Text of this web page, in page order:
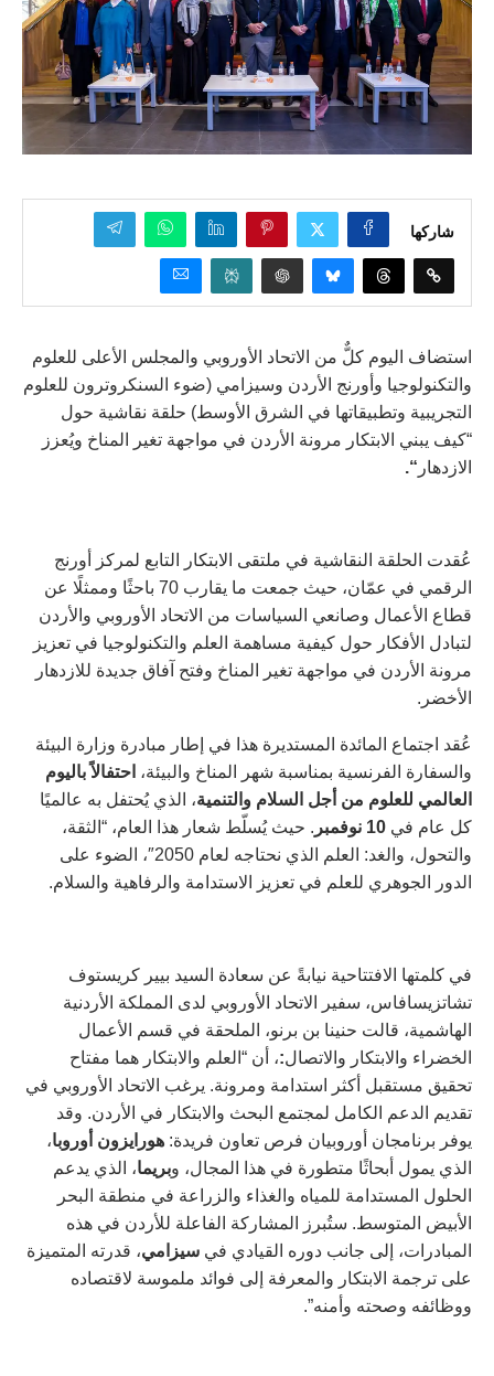
شاركها
استضاف اليوم كلٌّ من الاتحاد الأوروبي والمجلس الأعلى للعلوم
والتكنولوجيا وأورنج الأردن وسيزامي (ضوء السنكروترون للعلوم
التجريبية وتطبيقاتها في الشرق الأوسط) حلقة نقاشية حول
“كيف يبني الابتكار مرونة الأردن في مواجهة تغير المناخ ويُعزز
الازدهار “.
عُقدت الحلقة النقاشية في ملتقى الابتكار التابع لمركز أورنج
الرقمي في عمّان، حيث جمعت ما يقارب 70 باحثًا وممثلًا عن
قطاع الأعمال وصانعي السياسات من الاتحاد الأوروبي والأردن
لتبادل الأفكار حول كيفية مساهمة العلم والتكنولوجيا في تعزيز
مرونة الأردن في مواجهة تغير المناخ وفتح آفاق جديدة للازدهار
الأخضر.
عُقد اجتماع المائدة المستديرة هذا في إطار مبادرة وزارة البيئة
والسفارة الفرنسية بمناسبة شهر المناخ والبيئة، احتفالاً باليوم
العالمي للعلوم من أجل السلام والتنمية، الذي يُحتفل به عالميًا
كل عام في 10 نوفمبر
. حيث يُسلّط شعار هذا العام، “الثقة،
والتحول، والغد: العلم الذي نحتاجه لعام 2050″، الضوء على
الدور الجوهري للعلم في تعزيز الاستدامة والرفاهية والسلام.
في كلمتها الافتتاحية نيابةً عن سعادة السيد بيير كريستوف
تشاتزيسافاس، سفير الاتحاد الأوروبي لدى المملكة الأردنية
الهاشمية، قالت حنينا بن برنو، الملحقة في قسم الأعمال
الخضراء والابتكار والاتصال:، أن “العلم والابتكار هما مفتاح
تحقيق مستقبل أكثر استدامة ومرونة. يرغب الاتحاد الأوروبي في
تقديم الدعم الكامل لمجتمع البحث والابتكار في الأردن. وقد
يوفر برنامجان أوروبيان فرص تعاون فريدة: هورايزون أوروبا،
الذي يمول أبحاثًا متطورة في هذا المجال، وبريما، الذي يدعم
الحلول المستدامة للمياه والغذاء والزراعة في منطقة البحر
الأبيض المتوسط. ستُبرز المشاركة الفاعلة للأردن في هذه
المبادرات، إلى جانب دوره القيادي في سيزامي، قدرته المتميزة
على ترجمة الابتكار والمعرفة إلى فوائد ملموسة لاقتصاده
ووظائفه وصحته وأمنه”.